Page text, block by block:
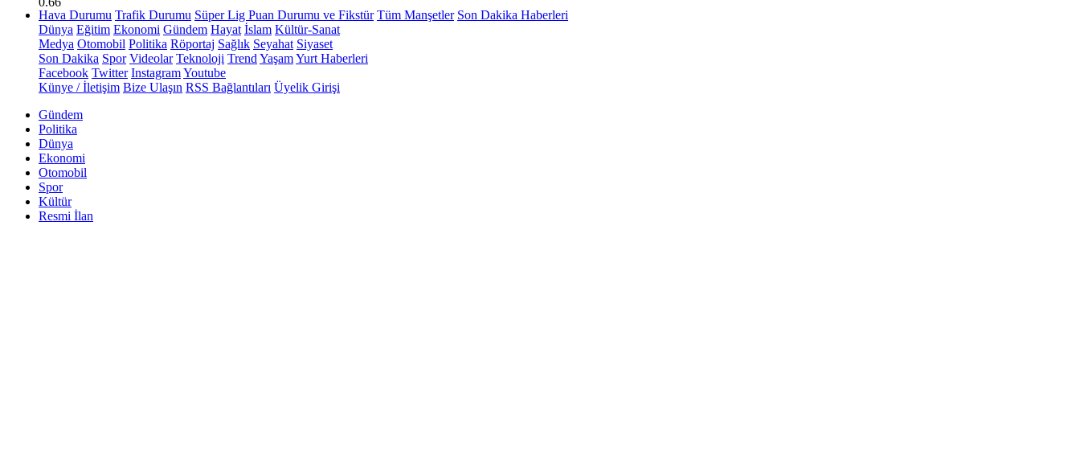
Hava Durumu Trafik Durumu Süper Lig Puan Durumu ve Fikstür Tüm Manşetler Son Dakika Haberleri
Dünya Eğitim Ekonomi Gündem Hayat İslam Kültür-Sanat
Medya Otomobil Politika Röportaj Sağlık Seyahat Siyaset
Son Dakika Spor Videolar Teknoloji Trend YaşamYurt Haberleri
Facebook Twitter InstagramYoutube
Künye / İletişim Bize Ulaşın RSS Bağlantıları Üyelik Girişi
Gündem
Politika
Dünya
Ekonomi
Otomobil
Spor
Kültür
Resmi İlan